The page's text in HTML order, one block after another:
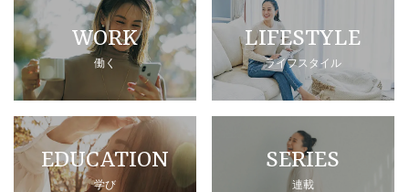
WORK
働く
LIFESTYLE
ライフスタイル
EDUCATION
学び
SERIES
連載